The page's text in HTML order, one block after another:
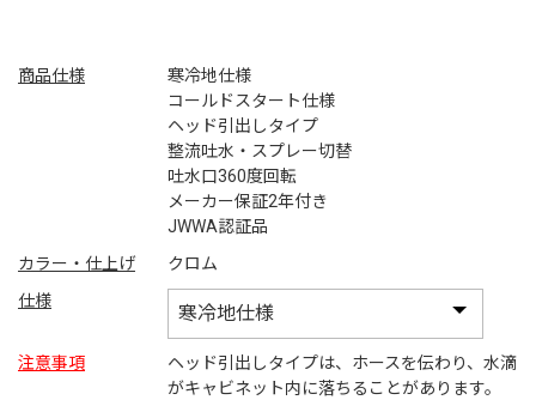
商品仕様
寒冷地仕様
コールドスタート仕様
ヘッド引出しタイプ
整流吐水・スプレー切替
吐水口360度回転
メーカー保証2年付き
JWWA認証品
カラー・仕上げ
クロム
仕様
注意事項
ヘッド引出しタイプは、ホースを伝わり、水滴
がキャビネット内に落ちることがあります。